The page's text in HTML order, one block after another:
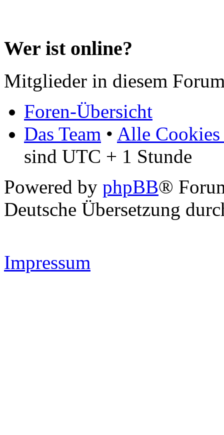
Wer ist online?
Mitglieder in diesem
Foren-Übersicht
Das Team • Alle Cookies
sind UTC + 1 Stunde
Powered by phpBB®
Deutsche Übersetzung
Impressum